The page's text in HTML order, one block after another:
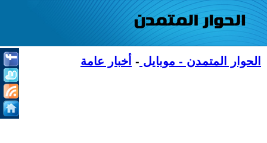
الحوار المتمدن - موبايل - أخبار عامة